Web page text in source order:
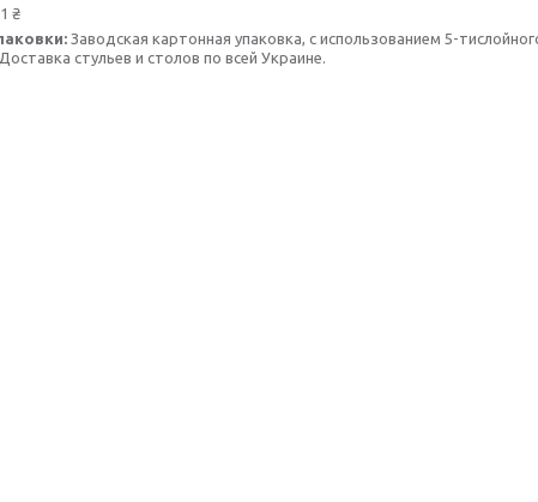
₴
Заводская картонная упаковка, с использованием 5-
стульев и столов по всей Украине.